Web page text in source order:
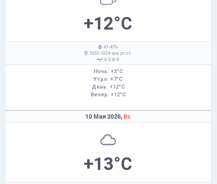
+12°C
: 41-43%
: 1032-1024 мм рт.ст.
: 4-5,
В
Ночь: +3°C
Утро: +7°C
День: +12°C
Вечер: +12°C
10 Мая 2026, Вс
+13°C